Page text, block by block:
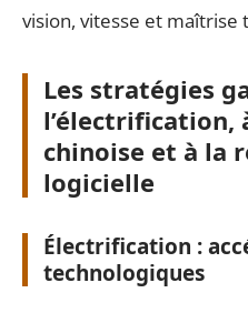
vision, vitesse et
Les stratégies
l’électrification,
chinoise et à la
logicielle
Électrification :
technologiques